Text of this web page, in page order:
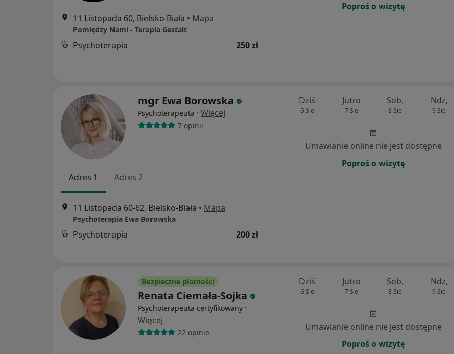
11 Listopada 60, Bielsko-Biała • Mapa
Pomiędzy Nami - Terapia Gestalt
Psychoterapia 250 zł
Poproś o wizytę
mgr Ewa Borowska
Psychoterapeuta · Więcej
7 opinii
Adres 1 Adres 2
11 Listopada 60-62, Bielsko-Biała • Mapa
Psychoterapia Ewa Borowska
Psychoterapia 200 zł
Dziś
6 Sie
Jutro
7 Sie
Sob,
8 Sie
Ndz,
9 Sie
Umawianie online nie jest dostępne
Poproś o wizytę
Bezpieczne płatności
Renata Ciemała-Sojka
Psychoterapeuta certyfikowany ·
Więcej
22 opinie
Dziś
6 Sie
Jutro
7 Sie
Sob,
8 Sie
Ndz,
9 Sie
Umawianie online nie jest dostępne
Poproś o wizytę